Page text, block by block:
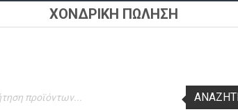
ΧΟΝΔΡΙΚΗ ΠΩΛΗΣΗ